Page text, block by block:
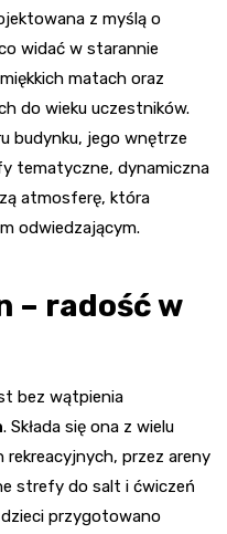
z myślą o
widać w starannie
matach oraz
do wieku uczestników.
budynku, jego wnętrze
tematyczne, dynamiczna
atmosferę, która
odwiedzającym.
radość w
bez wątpienia
. Składa się ona z wielu
przez areny
strefy do salt i ćwiczeń
przygotowano